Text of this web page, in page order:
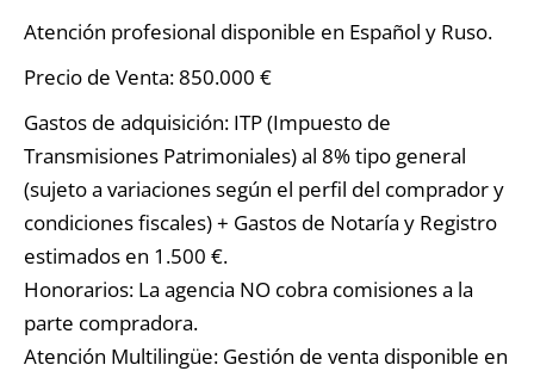
Atención profesional disponible en Español y Ruso.
Precio de Venta: 850.000 €
Gastos de adquisición: ITP (Impuesto de
Transmisiones Patrimoniales) al 8% tipo general
(sujeto a variaciones según el perfil del comprador y
condiciones fiscales) + Gastos de Notaría y Registro
estimados en 1.500 €.
Honorarios: La agencia NO cobra comisiones a la
parte compradora.
Atención Multilingüe: Gestión de venta disponible en